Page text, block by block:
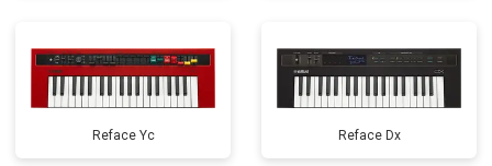
Reface Yc Reface Dx